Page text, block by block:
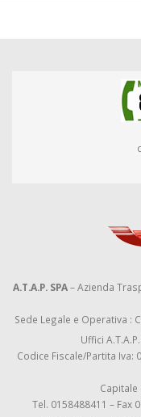
A.T.A.P. SPA– Azienda
Sede Legale e Operativa :
Uffici
Codice Fiscale/Partita Iva:
Capitale
Tel. 0158488411 – Fax